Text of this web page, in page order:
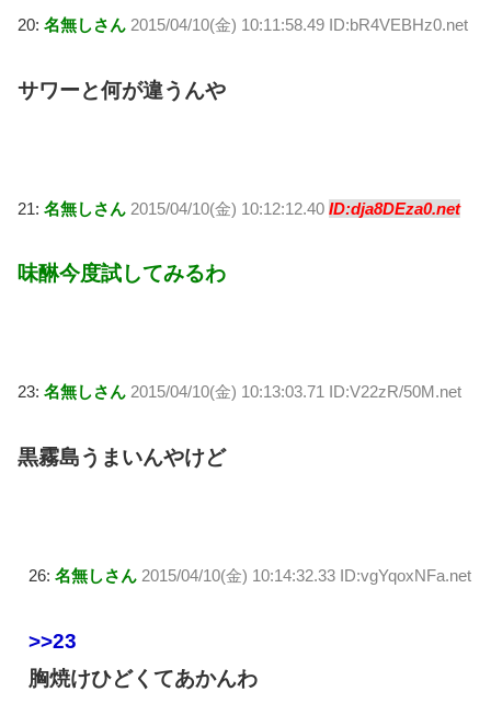
20: 名無しさん 2015/04/10(金) 10:11:58.49 ID:bR4VEBHz0.net
サワーと何が違うんや
21: 名無しさん 2015/04/10(金) 10:12:12.40 ID:dja8DEza0.net
味醂今度試してみるわ
23: 名無しさん 2015/04/10(金) 10:13:03.71 ID:V22zR/50M.net
黒霧島うまいんやけど
26: 名無しさん 2015/04/10(金) 10:14:32.33 ID:vgYqoxNFa.net
>>23
胸焼けひどくてあかんわ